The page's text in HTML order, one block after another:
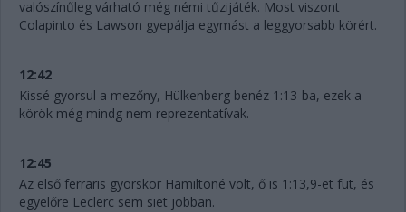
valószínűleg várható még némi tűzijáték. Most viszont
Colapinto és Lawson gyepálja egymást a leggyorsabb körért.
12:42
Kissé gyorsul a mezőny, Hülkenberg benéz 1:13-ba, ezek a
körök még mindg nem reprezentatívak.
12:45
Az első ferraris gyorskör Hamiltoné volt, ő is 1:13,9-et fut, és
egyelőre Leclerc sem siet jobban.